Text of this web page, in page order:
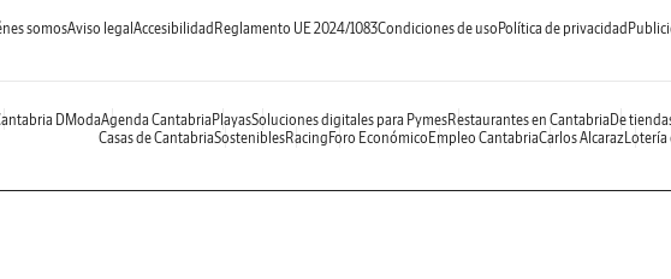
somosAviso legalAccesibilidadReglamento UE 2024/1083Condiciones de usoPolítica de privacidad
DModaAgenda CantabriaPlayasSoluciones digitales para PymesRestaurantes en CantabriaDe
Casas de CantabriaSosteniblesRacingForo EconómicoEmpleo CantabriaCarlos AlcarazLotería